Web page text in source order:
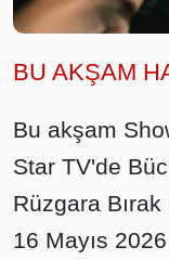
BU AKŞAM
Bu akşam
Star TV'de
Rüzgara
16 Mayıs